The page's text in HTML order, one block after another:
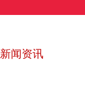
新闻资讯